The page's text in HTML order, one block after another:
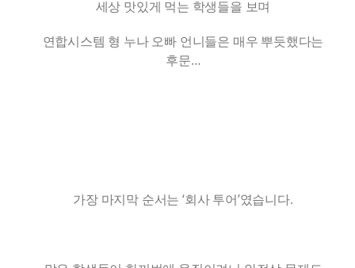
세상 맛있게 먹는 학생들을 보며
연합시스템 형 누나 오빠 언니들은 매우 뿌듯했다는
후문…
가장 마지막 순서는 ‘회사 투어’였습니다.